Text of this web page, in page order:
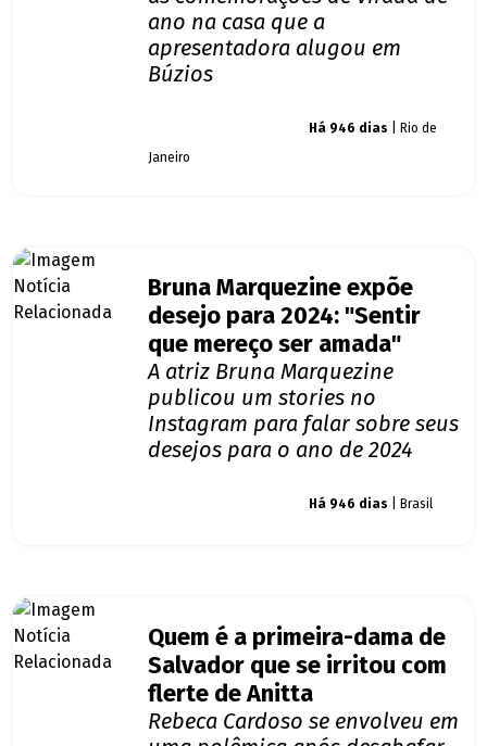
ano na casa que a
apresentadora alugou em
Búzios
Há 946 dias | Rio de
Janeiro
Bruna Marquezine expõe
desejo para 2024: "Sentir
que mereço ser amada"
A atriz Bruna Marquezine
publicou um stories no
Instagram para falar sobre seus
desejos para o ano de 2024
Há 946 dias | Brasil
Quem é a primeira-dama de
Salvador que se irritou com
flerte de Anitta
Rebeca Cardoso se envolveu em